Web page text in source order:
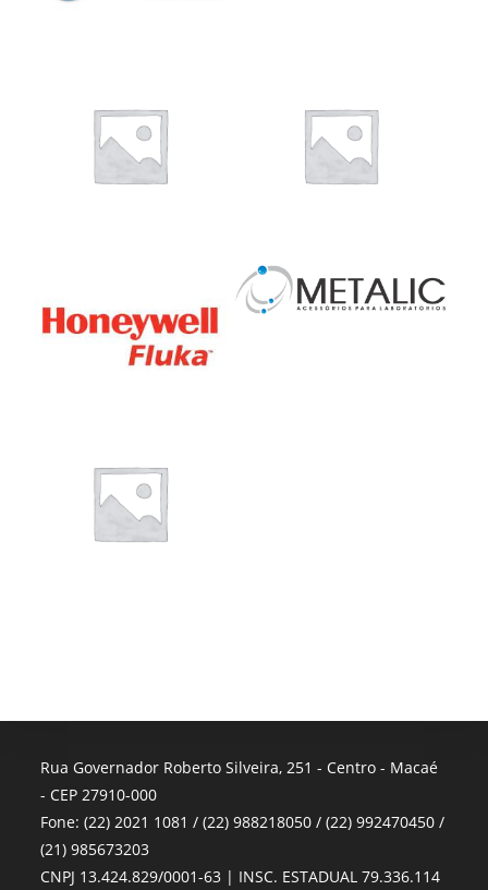
Rua Governador Roberto Silveira, 251 - Centro - Macaé
- CEP 27910-000
Fone: (22) 2021 1081 / (22) 988218050 / (22) 992470450 /
(21) 985673203
CNPJ 13.424.829/0001-63 | INSC. ESTADUAL 79.336.114